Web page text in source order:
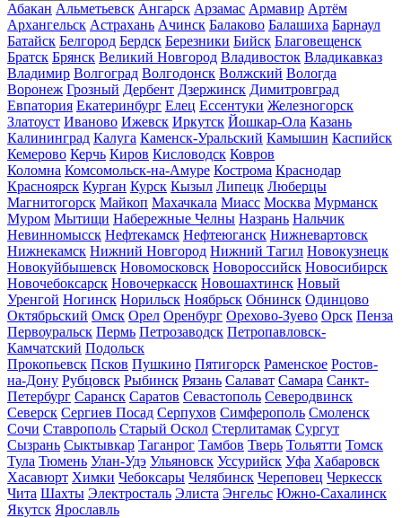
Абакан Альметьевск Ангарск Арзамас Армавир Артём
Архангельск Астрахань Ачинск Балаково Балашиха Барнаул
Батайск Белгород Бердск Березники Бийск Благовещенск
Братск Брянск Великий Новгород Владивосток Владикавказ
Владимир Волгоград Волгодонск Волжский Вологда
Воронеж Грозный Дербент Дзержинск Димитровград
Евпатория Екатеринбург Елец Ессентуки Железногорск
Златоуст Иваново Ижевск Иркутск Йошкар-Ола Казань
Калининград Калуга Каменск-Уральский Камышин Каспийск
Кемерово Керчь Киров Кисловодск Ковров
Коломна Комсомольск-на-Амуре Кострома Краснодар
Красноярск Курган Курск Кызыл Липецк Люберцы
Магнитогорск Майкоп Махачкала Миасс Москва Мурманск
Муром Мытищи Набережные Челны Назрань Нальчик
Невинномысск Нефтекамск Нефтеюганск Нижневартовск
Нижнекамск Нижний Новгород Нижний Тагил Новокузнецк
Новокуйбышевск Новомосковск Новороссийск Новосибирск
Новочебоксарск Новочеркасск Новошахтинск Новый
Уренгой Ногинск Норильск Ноябрьск Обнинск Одинцово
Октябрьский Омск Орел Оренбург Орехово-Зуево Орск Пенза
Первоуральск Пермь Петрозаводск Петропавловск-
Камчатский Подольск
Прокопьевск Псков Пушкино Пятигорск Раменское Ростов-
на-Дону Рубцовск Рыбинск Рязань Салават Самара Санкт-
Петербург Саранск Саратов Севастополь Северодвинск
Северск Сергиев Посад Серпухов Симферополь Смоленск
Сочи Ставрополь Старый Оскол Стерлитамак Сургут
Сызрань Сыктывкар Таганрог Тамбов Тверь Тольятти Томск
Тула Тюмень Улан-Удэ Ульяновск Уссурийск Уфа Хабаровск
Хасавюрт Химки Чебоксары Челябинск Череповец Черкесск
Чита Шахты Электросталь Элиста Энгельс Южно-Сахалинск
Якутск Ярославль